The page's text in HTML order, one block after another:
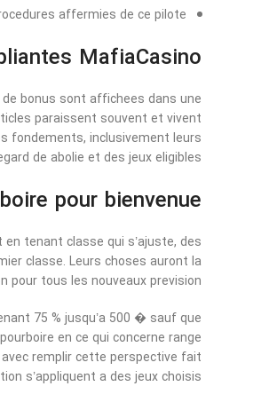
affermies de ce pilote.
MafiaCasino
bonus sont affichees dans une
paraissent souvent et vivent
fondements, inclusivement leurs
de abolie et des jeux eligibles.
pour bienvenue
tenant classe qui s’ajuste, des
classe. Leurs choses auront la
pour tous les nouveaux prevision.
75 % jusqu’a 500 � sauf que
en ce qui concerne range
remplir cette perspective fait
s’appliquent a des jeux choisis.